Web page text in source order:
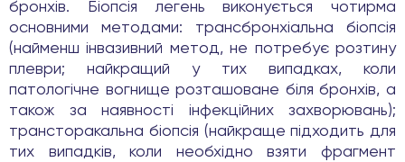
бронхів. Біопсія легень виконується чотирма
основними методами: трансбронхіальна біопсія
(найменш інвазивний метод, не потребує розтину
плеври; найкращий у тих випадках, коли
патологічне вогнище розташоване біля бронхів, а
також за наявності інфекційних захворювань);
трансторакальна біопсія (найкраще підходить для
тих випадків, коли необхідно взяти фрагмент